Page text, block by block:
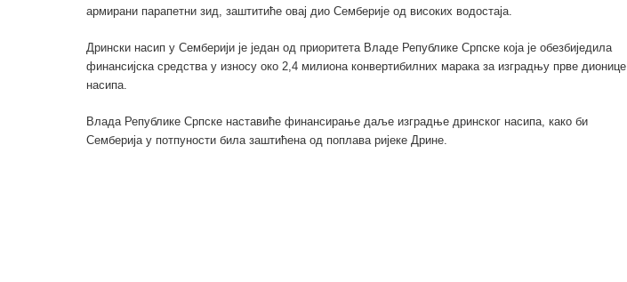
армирани парапетни зид, заштитиће овај дио Семберије од високих водостаја.
Дрински насип у Семберији је један од приоритета Владе Републике Српске која је обезбиједила
финансијска средства у износу око 2,4 милиона конвертибилних марака за изградњу прве дионице
насипа.
Влада Републике Српске наставиће финансирање даље изградње дринског насипа, како би
Семберија у потпуности била заштићена од поплава ријеке Дрине.